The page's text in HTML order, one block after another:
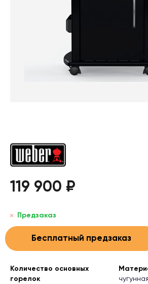
119 900 ₽
Предзаказ
Бесплатный предзаказ
Количество основных
горелок
чугунная